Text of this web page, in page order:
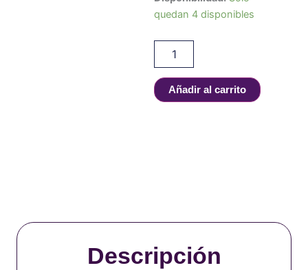
quedan 4 disponibles
Bruselas
cantidad
Añadir al carrito
Descripción